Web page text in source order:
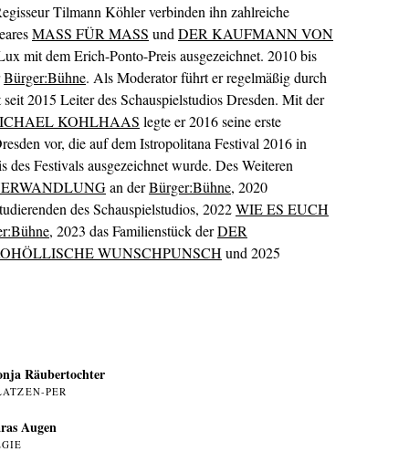
Tilmann Köhler verbinden ihn zahlreiche
MASS FÜR MASS und DER KAUFMANN VON
mit dem Erich-Ponto-Preis ausgezeichnet. 2010 bis
Bürger:Bühne. Als Moderator führt er regelmäßig durch
2015 Leiter des Schauspielstudios Dresden. Mit der
KOHLHAAS legte er 2016 seine erste
vor, die auf dem Istropolitana Festival 2016 in
Festivals ausgezeichnet wurde. Des Weiteren
an derBürger:Bühne, 2020
des Schauspielstudios, 2022WIE ES EUCH
, 2023 das Familienstück derDER
WUNSCHPUNSCH und 2025
Räubertochter
PER
Augen